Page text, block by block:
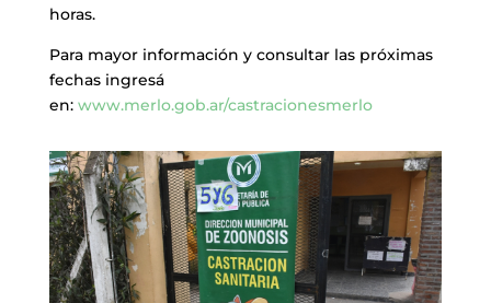
horas.
Para mayor información y consultar las próximas
fechas ingresá
en: www.merlo.gob.ar/castracionesmerlo